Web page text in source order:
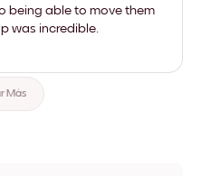
being able to move them
was incredible.
Más